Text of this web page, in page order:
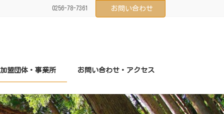
0256-78-7361 お問い合わせ
加盟団体・事業所 お問い合わせ・アクセス